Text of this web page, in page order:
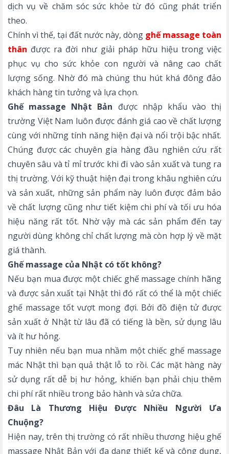
dịch vụ về chăm sóc sức khỏe từ đó cũng phát triển
theo.
Chính vì thế, tại đất nước này, dòng ghế massage toàn
thân được ra đời như giải pháp hữu hiệu trong việc
phục vụ cho sức khỏe con người và nâng cao chất
lượng sống. Nhờ đó mà chúng thu hút khá đông đảo
khách hàng tin tưởng và lựa chọn.
Ghế massage Nhật Bản được nhập khẩu vào thị
trường Việt Nam luôn được đánh giá cao về chất lượng
cùng với những tính năng hiện đại và nổi trội bậc nhất.
Chúng được các chuyên gia hàng đầu nghiên cứu rất
chuyên sâu và tỉ mỉ trước khi đi vào sản xuất và tung ra
thị trường. Với kỹ thuật hiện đại trong khâu nghiên cứu
và sản xuất, những sản phẩm này luôn được đảm bảo
về chất lượng cũng như tiết kiệm chi phí và tối ưu hóa
hiệu năng rất tốt. Nhờ vậy mà các sản phẩm đến tay
người dùng không chỉ chất lượng mà còn hợp lý về mặt
giá thành.
Ghế massage của Nhật có tốt không?
Nếu bạn mua được một chiếc ghế massage chính hãng
và được sản xuất tại Nhật thì đó rất có thể là một chiếc
ghế massage tốt vượt mong đợi. Bởi đồ điện tử được
sản xuất ở Nhật từ lâu đã có tiếng là bền, sử dụng lâu
và ít hư hỏng.
Tuy nhiên nếu bạn mua nhầm một chiếc ghế massage
mác Nhật thì bạn quả thật lỗ to rồi. Các mặt hàng này
sử dụng rất dễ bị hư hỏng, khiến bạn phải chịu thêm
chi phí rất nhiều trong bảo hành và sửa chữa.
Đâu Là Thương Hiệu Được Nhiều Người Ưa
Chuộng?
Hiện nay, trên thị trường có rất nhiều thương hiệu ghế
massage Nhật Bản với đa dạng thiết kế và công dụng,